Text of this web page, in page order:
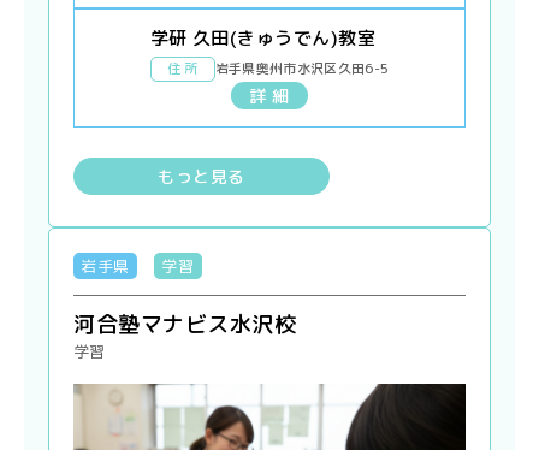
学研 久田(きゅうでん)教室
住 所 岩手県奥州市水沢区久田6-5
詳 細
もっと見る
岩手県 学習
河合塾マナビス水沢校
学習